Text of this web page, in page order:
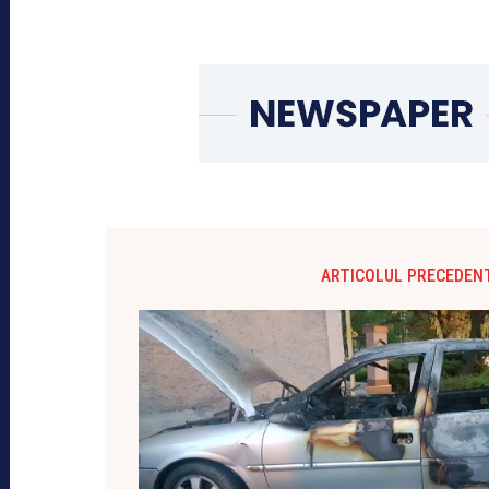
ARTICOLUL